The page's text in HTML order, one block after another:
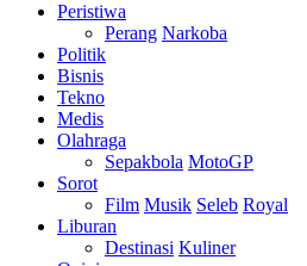
Peristiwa
Perang Narkoba
Politik
Bisnis
Tekno
Medis
Olahraga
Sepakbola MotoGP
Sorot
Film Musik Seleb Royal
Liburan
Destinasi Kuliner